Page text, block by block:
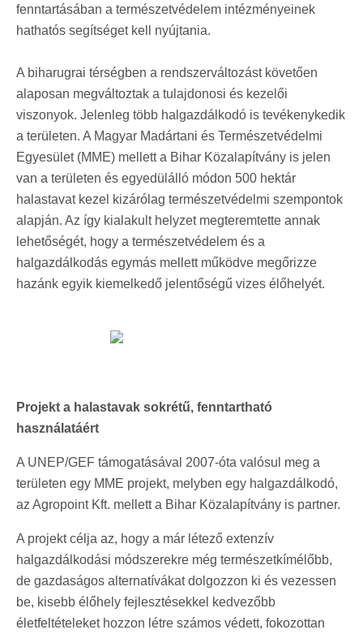
fenntartásában a természetvédelem intézményeinek
hathatós segítséget kell nyújtania.
A biharugrai térségben a rendszerváltozást követően
alaposan megváltoztak a tulajdonosi és kezelői
viszonyok. Jelenleg több halgazdálkodó is tevékenykedik
a területen. A Magyar Madártani és Természetvédelmi
Egyesület (MME) mellett a Bihar Közalapítvány is jelen
van a területen és egyedülálló módon 500 hektár
halastavat kezel kizárólag természetvédelmi szempontok
alapján. Az így kialakult helyzet megteremtette annak
lehetőségét, hogy a természetvédelem és a
halgazdálkodás egymás mellett működve megőrizze
hazánk egyik kiemelkedő jelentőségű vizes élőhelyét.
Projekt a halastavak sokrétű, fenntartható
használatáért
A UNEP/GEF támogatásával 2007-óta valósul meg a
területen egy MME projekt, melyben egy halgazdálkodó,
az Agropoint Kft. mellett a Bihar Közalapítvány is partner.
A projekt célja az, hogy a már létező extenzív
halgazdálkodási módszerekre még természetkímélőbb,
de gazdaságos alternatívákat dolgozzon ki és vezessen
be, kisebb élőhely fejlesztésekkel kedvezőbb
életfeltételeket hozzon létre számos védett, fokozottan